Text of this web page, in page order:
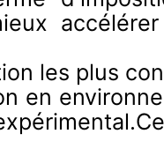
les plus
en